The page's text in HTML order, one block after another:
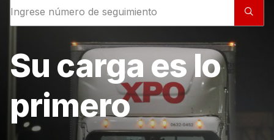
Su carga es lo
primero